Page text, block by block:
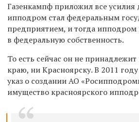
Газенкампф приложил все усилия
ипподром стал федеральным
предприятием, и тогда ипподром
в федеральную собственность.
То есть сейчас он не
краю, ни Красноярску. В 2011
указ о создании АО
имущество красноярского